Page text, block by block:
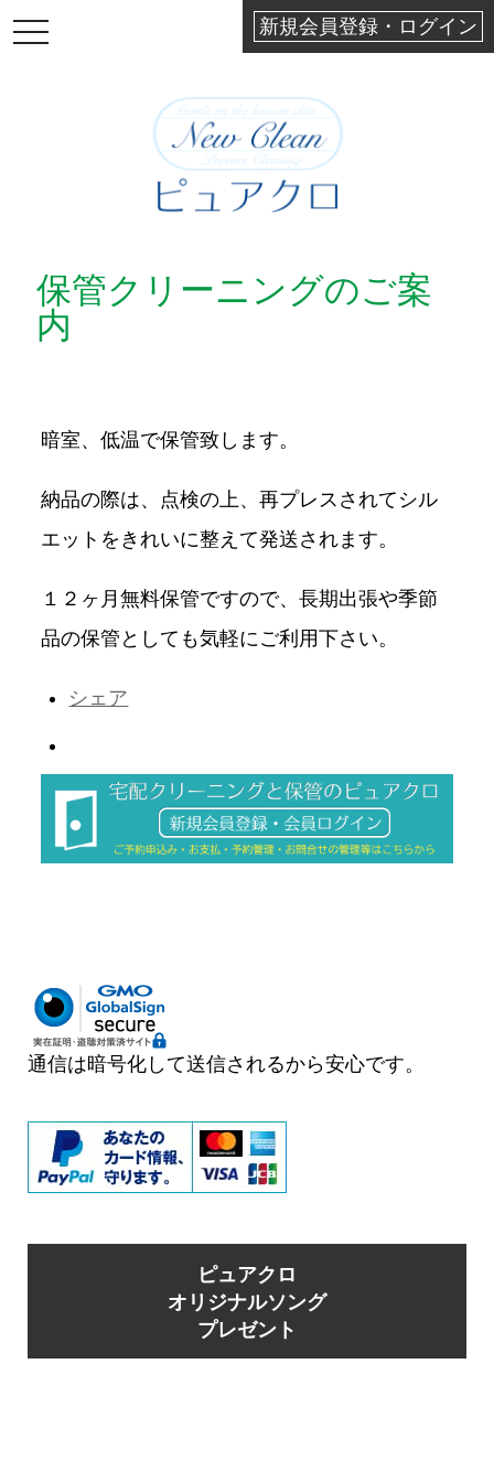
新規会員登録・ログイン
TOGGLE
保管クリーニングのご案
内
暗室、低温で保管致します。
納品の際は、点検の上、再プレスされてシル
エットをきれいに整えて発送されます。
１２ヶ月無料保管ですので、長期出張や季節
品の保管としても気軽にご利用下さい。
シェア
通信は暗号化して送信されるから安心です。
ピュアクロ
オリジナルソング
プレゼント